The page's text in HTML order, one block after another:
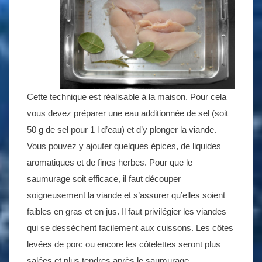
Cette technique est réalisable à la maison. Pour cela
vous devez préparer une eau additionnée de sel (soit
50 g de sel pour 1 l d’eau) et d’y plonger la viande.
Vous pouvez y ajouter quelques épices, de liquides
aromatiques et de fines herbes. Pour que le
saumurage soit efficace, il faut découper
soigneusement la viande et s’assurer qu’elles soient
faibles en gras et en jus. Il faut privilégier les viandes
qui se dessèchent facilement aux cuissons. Les côtes
levées de porc ou encore les côtelettes seront plus